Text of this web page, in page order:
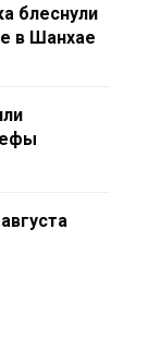
блеснули
в Шанхае